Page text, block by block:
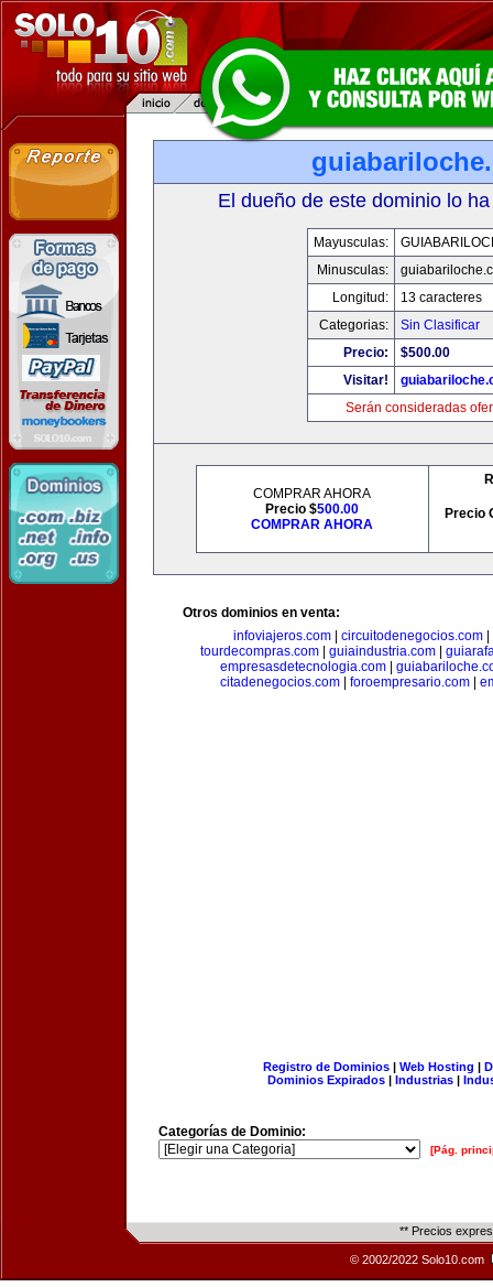
El dueño de este dominio lo
Mayusculas:
Minusculas:
Longitud:
13 caracteres
Categorias:
Sin Clasificar
Precio:
$500.00
Visitar!
Serán consideradas
COMPRAR AHORA
Precio $500.00
COMPRAR AHORA
Precio
Otros dominios en venta:
infoviajeros.com| circuitodenegocios.com|
tourdecompras.com| guiaindustria.com|
empresasdetecnologia.com
citadenegocios.com
foroempresario.com
Registro de Dominios| Web Hosting |
Dominios Expirados | Industrias |
Categorías de Dominio:
[Pág.
** Precios
© 2002/2022 Solo10.com